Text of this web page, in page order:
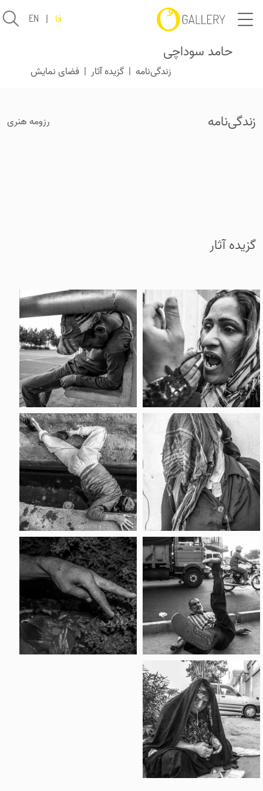
فا |
EN
حامد سوداچی
زندگی‌نامه | گزیده آثار | فضای نمایش
زندگی‌نامه رزومه هنری
گزیده آثار